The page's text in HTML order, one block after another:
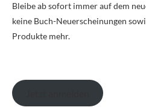
Bleibe ab sofort immer auf dem
keine Buch-Neuerscheinungen
Produkte mehr.